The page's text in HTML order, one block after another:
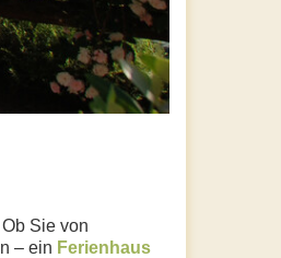
Sie von
– ein Ferienhaus